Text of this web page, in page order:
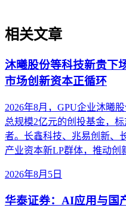
相关文章
沐曦股份等科技新贵下
市场创新资本正循环
2026年8月，GPU企业沐曦
总规模2亿元的创投基金，
者。长鑫科技、兆易创新、
产业资本新LP群体，推动创
2026年8月5日
华泰证券：AI应用与国